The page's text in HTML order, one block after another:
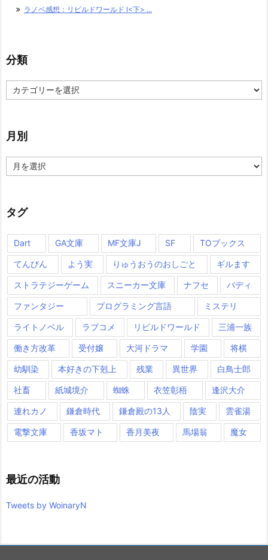
ラノベ感想：リビルドワールド I<下> ...
分類
類
月別
別
タグ
Dart GA文庫 MF文庫J SF TOブックス
てんびん よう実 りゅうおうのおしごと ギルます
ストラテジーゲーム スニーカー文庫 ナフセ バディ
ファンタジー プログラミング言語 ミステリ
ライトノベル ラブコメ リビルドワールド 三浦一族
働き方改革 受付嬢 大河ドラマ 学園 将棋
幼馴染 本好きの下剋上 残業 異世界 白鳥士郎
社畜 紙城境介 蜘蛛 衣笠彰梧 逢沢大介
連れカノ 鎌倉時代 鎌倉殿の13人 陰実 雲雀湯
電撃文庫 香坂マト 香月美夜 馬場翁 魔女
最近の活動
Tweets by WoinaryN